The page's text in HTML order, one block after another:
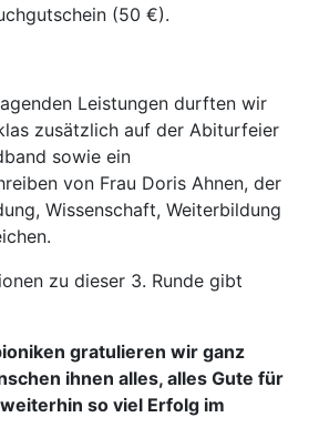
(50 €).
Leistungen durften wir
zusätzlich auf der Abiturfeier
sowie ein
von Frau Doris Ahnen, der
Wissenschaft, Weiterbildung
zu dieser 3. Runde gibt
gratulieren wir ganz
ihnen alles, alles Gute für
so viel Erfolg im